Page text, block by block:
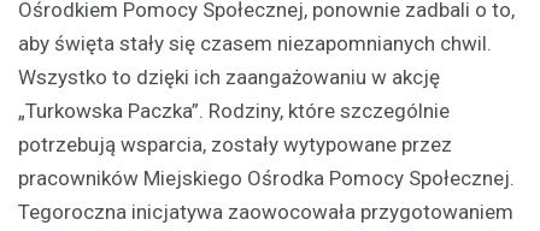
Ośrodkiem Pomocy Społecznej, ponownie zadbali o to,
aby święta stały się czasem niezapomnianych chwil.
Wszystko to dzięki ich zaangażowaniu w akcję
„Turkowska Paczka”. Rodziny, które szczególnie
potrzebują wsparcia, zostały wytypowane przez
pracowników Miejskiego Ośrodka Pomocy Społecznej.
Tegoroczna inicjatywa zaowocowała przygotowaniem